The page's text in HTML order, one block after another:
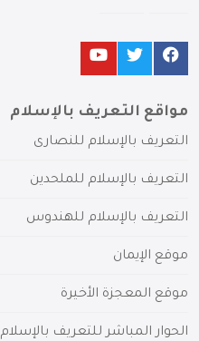
مواقع التعريف بالإسلام
التعريف بالإسلام للنصارى
التعريف بالإسلام للملحدين
التعريف بالإسلام للهندوس
موقع الإيمان
موقع المعجزة الأخيرة
الحوار المباشر للتعريف بالإسلام